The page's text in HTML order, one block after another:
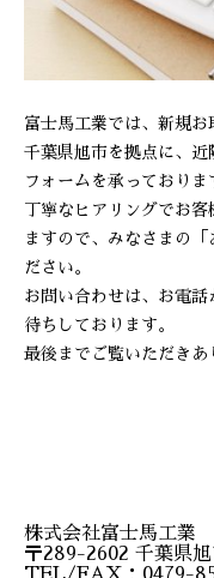
富士馬工業では、新規お
千葉県旭市を拠点に、近
フォームを承っておりま
丁寧なヒアリングでお
ますので、みなさまの「
ださい。
お問い合わせは、お電話
待ちしております。
最後までご覧いただきあ
株式会社富士馬工業
〒289-2602 千葉県